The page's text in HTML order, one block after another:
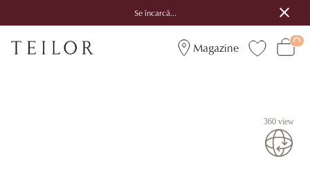
Se încarcă...
Magazine
360 view